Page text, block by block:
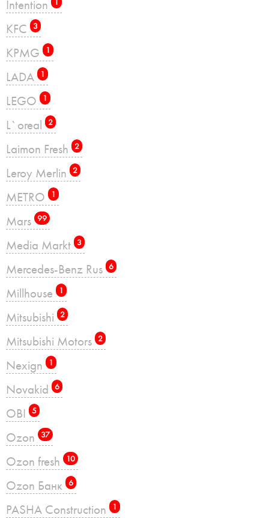
Intention
KFC 3
KPMG 1
LADA 1
LEGO 1
L`oreal 2
Laimon Fresh 2
Leroy Merlin 2
METRO 1
Mars 99
Media Markt 3
Mercedes-Benz Rus 6
Millhouse 1
Mitsubishi 2
Mitsubishi Motors 2
Nexign 1
Novakid 6
OBI 5
Ozon 37
Ozon fresh 10
Ozon Банк 6
PASHA Construction 1